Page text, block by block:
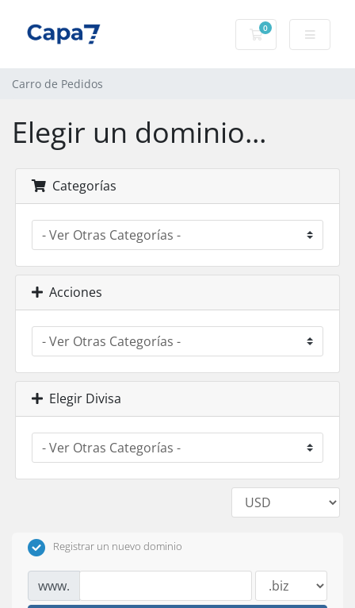
0
Carro de Pedidos
Carro de Pedidos
Elegir un dominio...
Categorías
Acciones
Elegir Divisa
Registrar un nuevo dominio
www.